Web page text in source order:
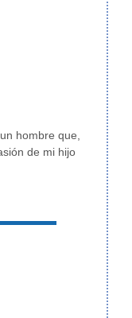
hombre que,
de mi hijo